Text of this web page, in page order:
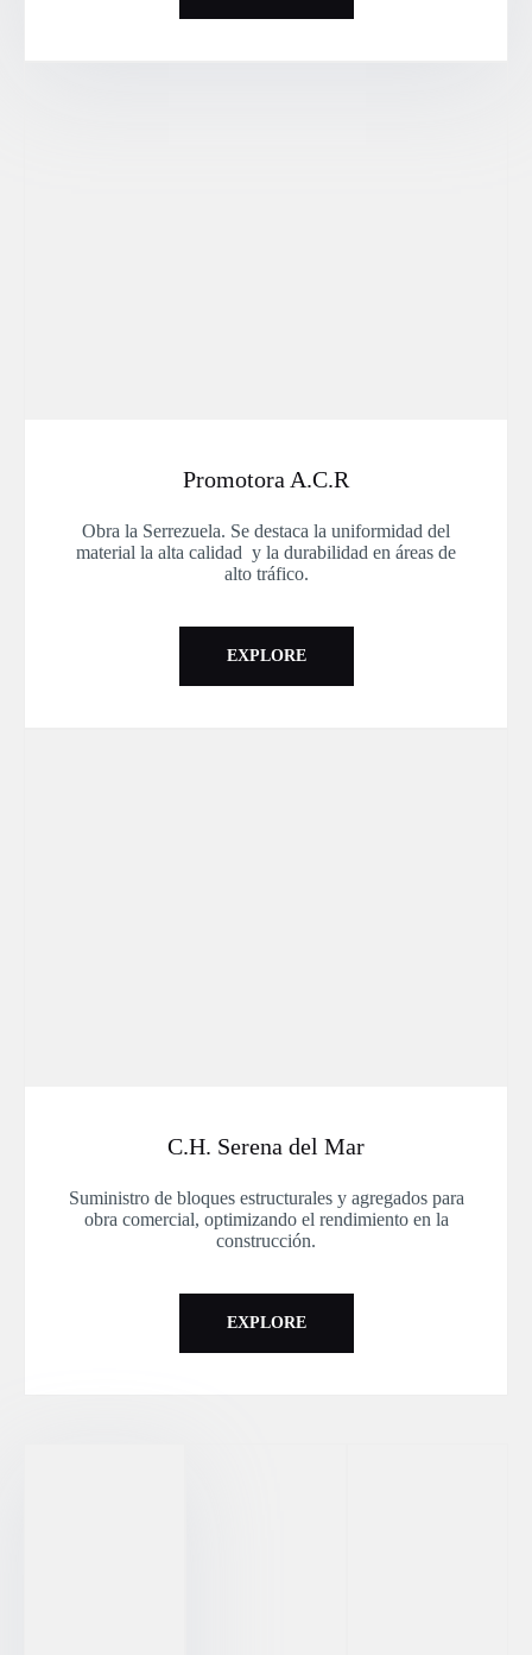
Promotora A.C.R
Obra la Serrezuela. Se destaca la uniformidad del
material la alta calidad y la durabilidad en áreas de
alto tráfico.
EXPLORE
C.H. Serena del Mar
Suministro de bloques estructurales y agregados para
obra comercial, optimizando el rendimiento en la
construcción.
EXPLORE